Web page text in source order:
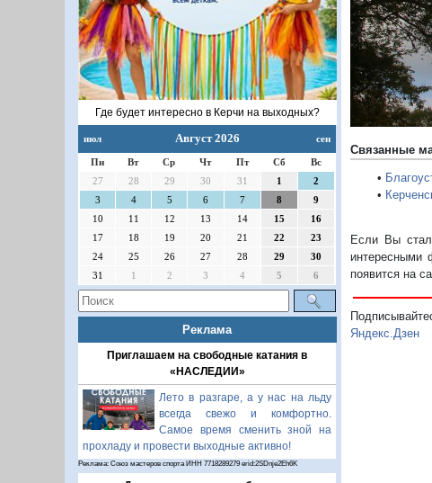
Где будет интересно в Керчи на выходных?
июл Август 2026 сен
Пн Вт Ср Чт Пт Сб
Вс
27
28 29 30 31 1
2
3
4 5 6 7 8
9
10
11 12 13 14 15
16
17
18 19 20 21 22
23
24
25 26 27 28 29
30
31
1 2 3 4 5 6
Реклама
Приглашаем на свободные катания в
«НАСЛЕДИИ»
Лето в разгаре, а у нас на льду
всегда свежо и комфортно.
Самое время сменить зной на
прохладу и провести выходные активно!
Реклама: Союз мастеров спорта ИНН 7718289279 erid:2SDnje2Eh6K
Связанные
•
•
Если Вы
интересными
появится на
Яндекс.Дзен